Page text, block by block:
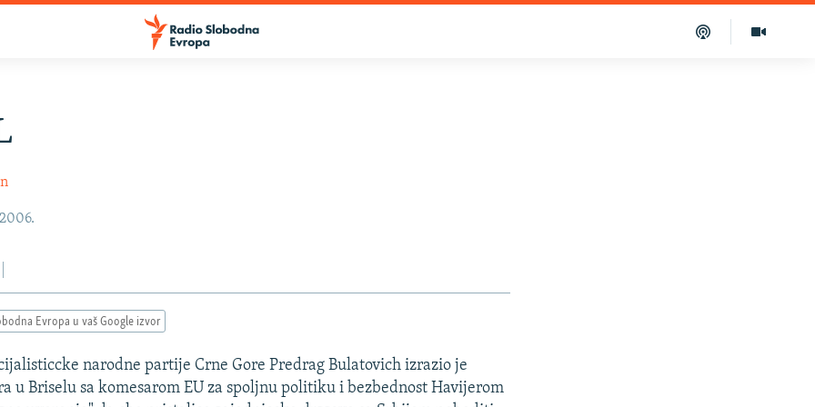
Evropa u vaš Google izvor
narodne partije Crne Gore Predrag Bulatovich izrazio je
u Briselu sa komesarom EU za spoljnu politiku i bezbednost Havijerom